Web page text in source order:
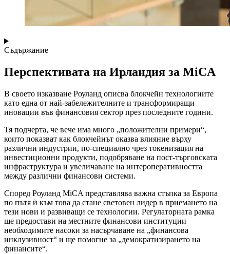
Съдържание
Перспективата на Ирландия за MiCA
В своето изказване Роуланд описва блокчейн технологиите
като една от най-забележителните и трансформиращи
иновации във финансовия сектор през последните години.
Тя подчерта, че вече има много „положителни примери“,
които показват как блокчейнът оказва влияние върху
различни индустрии, по-специално чрез токенизация на
инвестиционни продукти, подобряване на пост-търговската
инфраструктура и увеличаване на интероперативността
между различни финансови системи.
Според Роуланд MiCA представлява важна стъпка за Европа
по пътя ѝ към това да стане световен лидер в приемането на
тези нови и развиващи се технологии. Регулаторната рамка
ще предостави на местните финансови институции
необходимите насоки за насърчаване на „финансова
инклузивност“ и ще помогне за „демократизирането на
финансите“.